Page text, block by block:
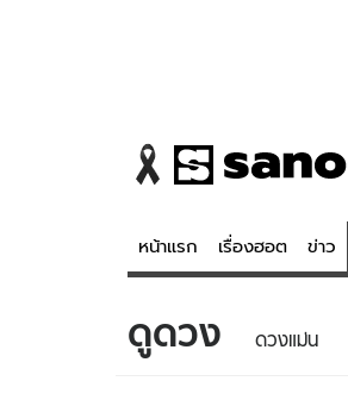
หน้าแรก เรื่องฮอต ข่าว
ข่าว
ดูดวง ดวงแม่น